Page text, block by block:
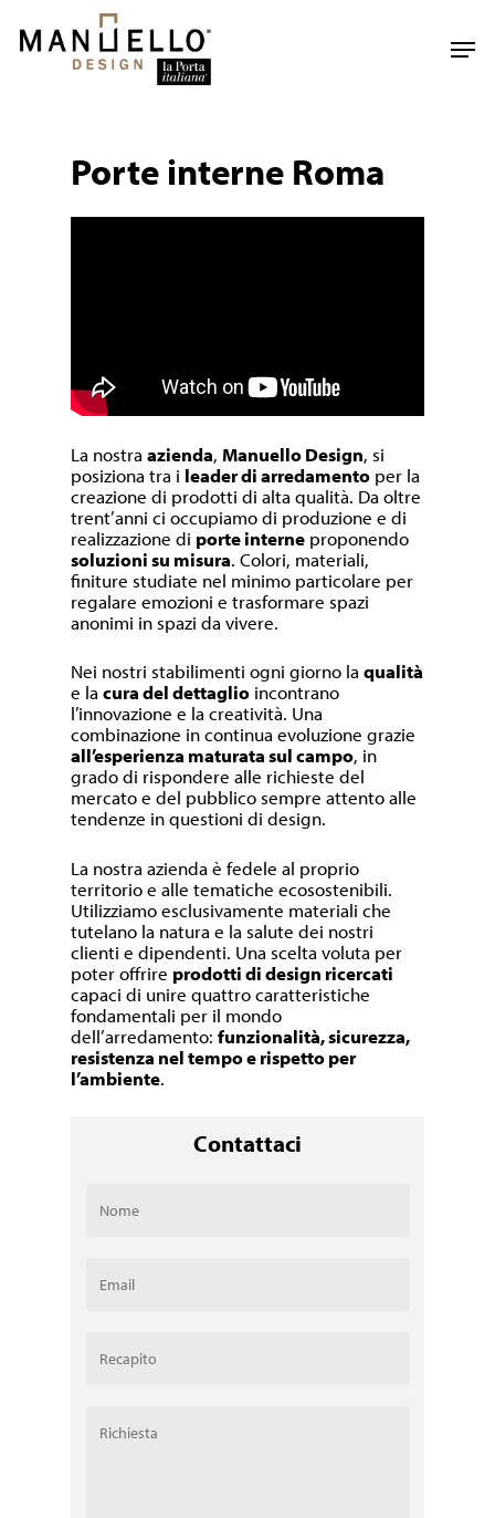
main
Porte interne Roma
La nostraazienda, Manuello Design, si
posiziona tra i leader di arredamento per la
creazione di prodotti di alta qualità. Da oltre
trent’anni ci occupiamo di produzione e di
realizzazione di porte interne proponendo
soluzioni su misura. Colori, materiali,
finiture studiate nel minimo particolare per
regalare emozioni e trasformare spazi
anonimi in spazi da vivere.
Nei nostri stabilimenti ogni giorno laqualità
e lacura del dettaglio incontrano
l’innovazione e la creatività. Una
combinazione in continua evoluzione grazie
all’esperienza maturata sul campo, in
grado di rispondere alle richieste del
mercato e del pubblico sempre attento alle
tendenze in questioni di design.
La nostra azienda è fedele al proprio
territorio e alle tematiche ecosostenibili.
Utilizziamo esclusivamente materiali che
tutelano la natura e la salute dei nostri
clienti e dipendenti. Una scelta voluta per
poter offrire prodotti di design ricercati
capaci di unire quattro caratteristiche
fondamentali per il mondo
dell’arredamento:funzionalità, sicurezza,
resistenza nel tempo e rispetto per
l’ambiente.
Contattaci